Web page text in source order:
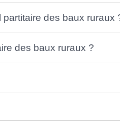
des baux ruraux
des baux ruraux ?